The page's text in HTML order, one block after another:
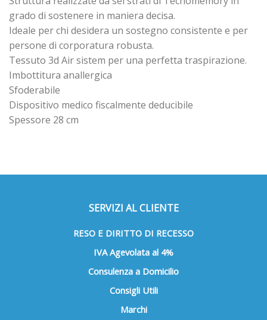
grado di sostenere in maniera decisa.
Ideale per chi desidera un sostegno consistente e per
persone di corporatura robusta.
Tessuto 3d Air sistem per una perfetta traspirazione.
Imbottitura anallergica
Sfoderabile
Dispositivo medico fiscalmente deducibile
Spessore 28 cm
SERVIZI AL CLIENTE
RESO E DIRITTO DI RECESSO
IVA Agevolata al 4%
Consulenza a Domicilio
Consigli Utili
Marchi